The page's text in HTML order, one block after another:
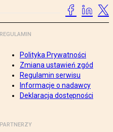
REGULAMIN
Polityka Prywatności
Zmiana ustawień zgód
Regulamin serwisu
Informacje o nadawcy
Deklaracja dostępności
PARTNERZY